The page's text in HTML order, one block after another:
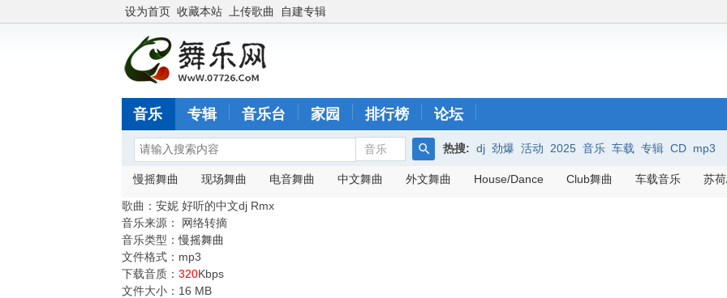
设为首页 收藏本站 上传歌曲 自建专辑
音乐 专辑 音乐台 家园 排行榜 论坛
音乐
搜
热搜: dj 劲爆 活动 2025 音乐 车载 专辑 CD mp3
慢摇舞曲 现场舞曲 电音舞曲 中文舞曲 外文舞曲 House/Dance Club舞曲 车载音乐 苏
歌曲：安妮 好听的中文dj Rmx
音乐来源：
网络转摘
音乐类型：慢摇舞曲
文件格式：mp3
下载音质： 320Kbps
文件大小： 16 MB